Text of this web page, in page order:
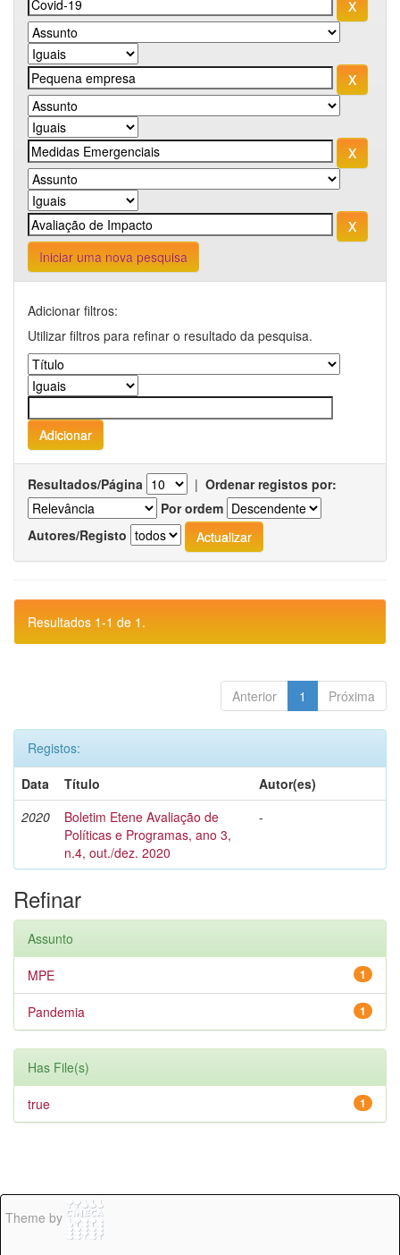
Iniciar uma nova pesquisa
Adicionar filtros:
Utilizar filtros para refinar o resultado da pesquisa.
Resultados/Página | Ordenar registos por:
Por ordem
Autores/Registo
Resultados 1-1 de 1.
Anterior 1 Próxima
Registos:
Data
Título
Autor(es)
2020
Boletim Etene Avaliação de
Políticas e Programas, ano 3,
n.4, out./dez. 2020
-
Refinar
Assunto
1
MPE
1
Pandemia
Has File(s)
1
true
Theme by